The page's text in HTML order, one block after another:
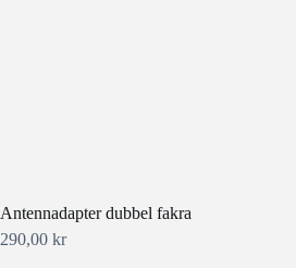
Antennadapter dubbel fakra
290,00 kr